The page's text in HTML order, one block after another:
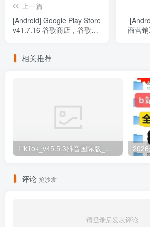
上一篇
[Android] Google Play Store
v41.7.16 谷歌商店，谷歌应
商营
相关推荐
TikTok_v45.5.3抖音国际版_免拔卡解锁全球版
评论 抢沙发
请登录后发表评论